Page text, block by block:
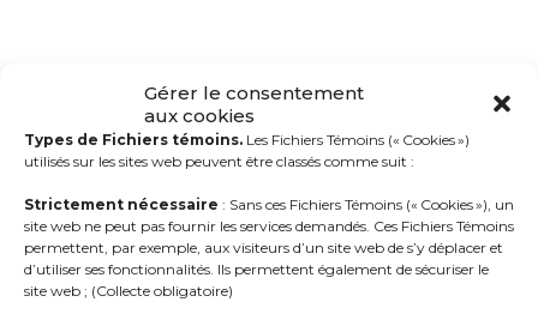
Gérer le consentement
aux cookies
Types de Fichiers témoins. Les Fichiers Témoins (« Cookies »)
utilisés sur les sites web peuvent être classés comme suit :
Strictement nécessaire : Sans ces Fichiers Témoins (« Cookies »), un
site web ne peut pas fournir les services demandés. Ces Fichiers Témoins
permettent, par exemple, aux visiteurs d’un site web de s’y déplacer et
d’utiliser ses fonctionnalités. Ils permettent également de sécuriser le
site web ; (Collecte obligatoire)
PARAMÉTRABLES
Vos citoyens peuvent choisir comment ils
préfèrent recevoir les messages de leur ville
ou municipalité, et vous pouvez modifier le
mode d’envoi selon le type de message à
transmettre. Vos options sont les suivantes :